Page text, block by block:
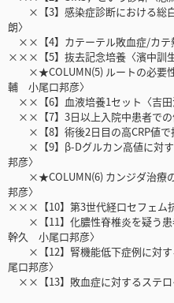
×【3】感染症診断における総
朗〉
××【4】カテーテル敗血症/カテ
×××【5】抜去記念培養〈濱中訓
×★COLUMN(5) ルートの必要性
輔 小尾口邦彦〉
××【6】血液培養1セット〈吉田
××【7】3日以上入院中患者での
×【8】術後2日目の高CRP値で
×【9】β-Dグルカン高値に対す
邦彦〉
×★COLUMN(6) カンジダ治療
邦彦〉
×××【10】第3世代経口セフェム
×【11】化膿性脊椎炎を疑う患
幹久 小尾口邦彦〉
×【12】腎機能低下症例に対す
尾口邦彦〉
××【13】敗血症に対するステロ